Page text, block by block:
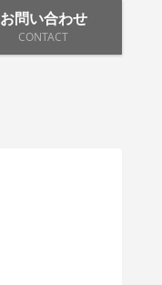
お問い合わせ
CONTACT